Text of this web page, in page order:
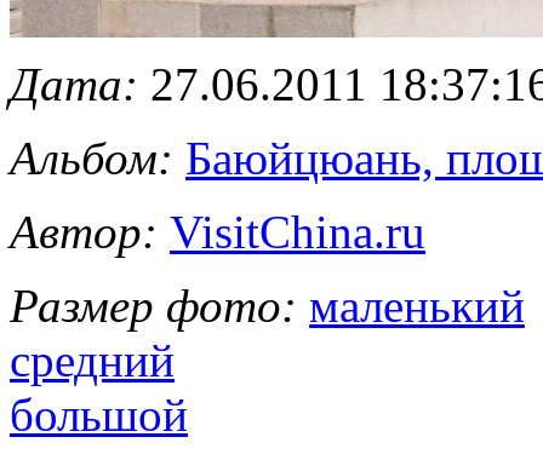
Дата: 27.06.2011
Альбом: Баюйцюань,
Автор: VisitChina.ru
Размер фото: маленький
средний
большой